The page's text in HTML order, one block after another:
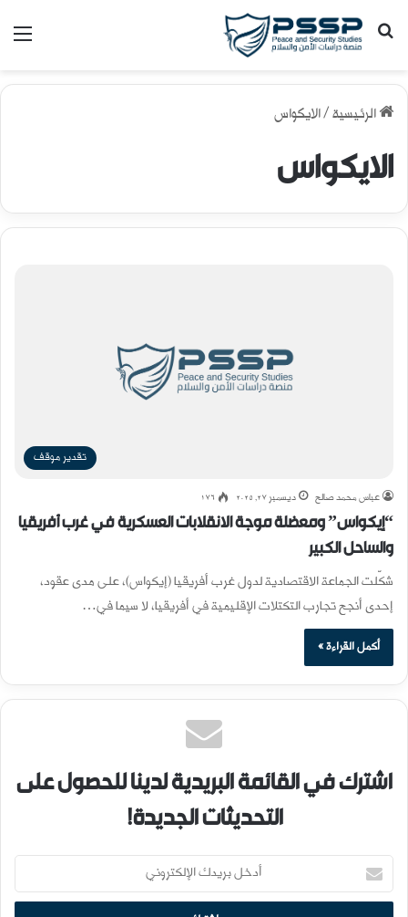
بحث عن
الرئيسية/الايكواس
الايكواس
تقدير موقف
عباس محمد صالح ديسمبر 27, 2025 176
“إيكواس” ومعضلة موجة الانقلابات العسكرية في غرب أفريقيا
والساحل الكبير
شكّلت الجماعة الاقتصادية لدول غرب أفريقيا (إيكواس)، على مدى عقود،
إحدى أنجح تجارب التكتلات الإقليمية في أفريقيا، لا سيما في…
أكمل القراءة »
اشترك في القائمة البريدية لدينا للحصول على
التحديثات الجديدة!
أ
د
خ